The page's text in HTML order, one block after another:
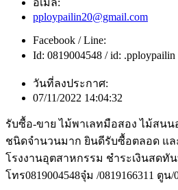
pploypailin20@gmail.com
Facebook / Line:
Id: 0819004548 / id:
วันที่ลงประกาศ:
07/11/2022 14:04:32
รับซื้อ-ขาย ไม้พาเลทมือสอง ไม้สนน
ชนิดจำนวนมาก ยินดีรับซื้อตลอด แล
โรงงานอุตสาหกรรม ชำระเงินสดทัน
โทร0819004548จุ๋ม /0819166311 ตูน/